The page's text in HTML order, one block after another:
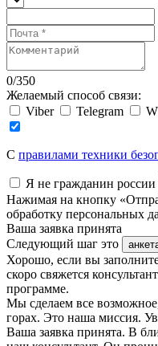
0/350
Желаемый способ связи:
Viber
Telegram
C правилами техники
Я не гражданин россии
Нажимая на кнопку
обработку персональных
Ваша заявка принята
Следующий шаг это
Хорошо, если вы
скоро свяжется
программе.
Мы сделаем все
горах. Это наша миссия.
Ваша заявка принята. В